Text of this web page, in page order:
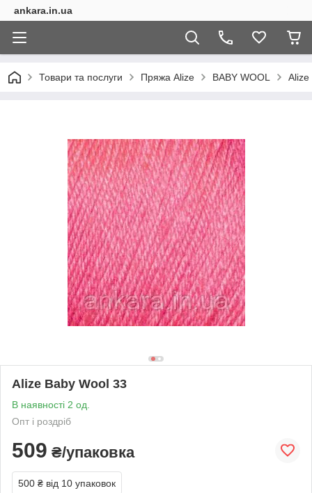
ankara.in.ua
Товари та послуги Пряжа Alize BABY WOOL Alize
Alize Baby Wool 33
В наявності 2 од.
Опт і роздріб
509 ₴/упаковка
500 ₴ від 10 упаковок